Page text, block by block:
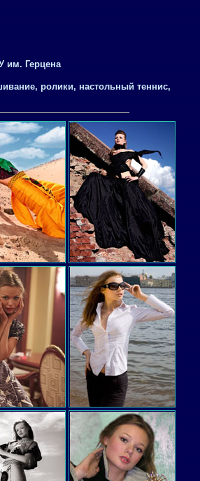
им. Герцена
ролики, настольный теннис,